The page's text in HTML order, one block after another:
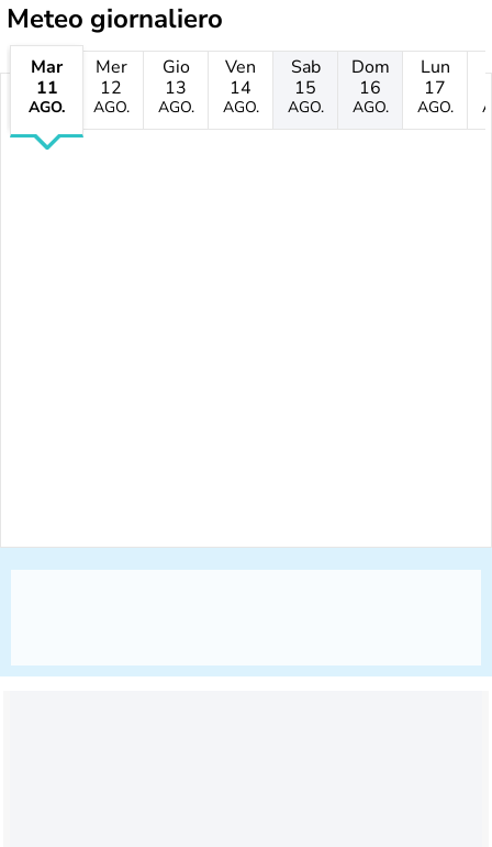
Meteo giornaliero
Mar
11
AGO.
Mer
12
AGO.
Gio
13
AGO.
Ven
14
AGO.
Sab
15
AGO.
Dom
16
AGO.
Lun
17
AGO.